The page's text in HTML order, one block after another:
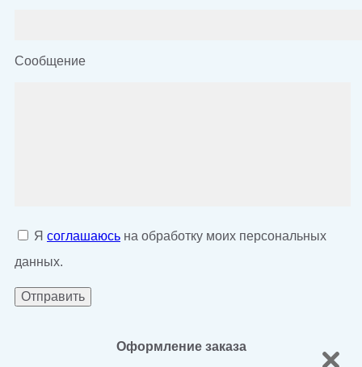
Сообщение
Я соглашаюсь на обработку моих персональных
данных.
Оформление заказа